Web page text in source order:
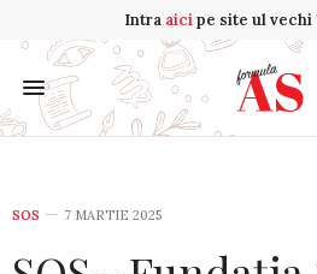
Intra aicipe site ul vechi
SOS 7 MARTIE 2025